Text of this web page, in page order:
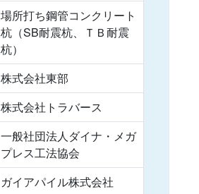
場所打ち鋼管コンクリート
杭（SB耐震杭、ＴＢ耐震
杭）
株式会社東部
株式会社トラバース
一般社団法人ダイナ・メガ
プレス工法協会
ガイアパイル株式会社